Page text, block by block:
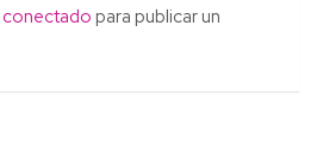
conectado para publicar un